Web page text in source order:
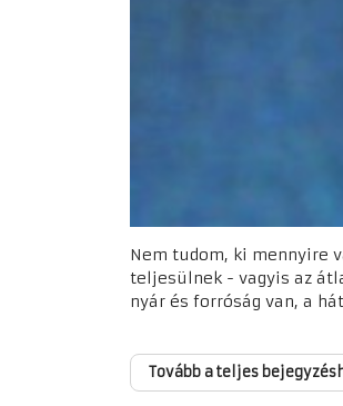
Nem tudom, ki mennyire
teljesülnek - vagyis az
nyár és forróság van, a
Tovább a teljes